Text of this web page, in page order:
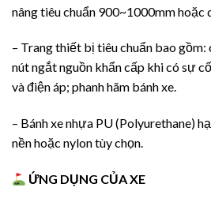
nâng tiêu chuẩn 900~1000mm hoặc
– Trang thiết bị tiêu chuẩn bao gồm:
nút ngắt nguồn khẩn cấp khi có sự
và điện áp; phanh hãm bánh xe.
– Bánh xe nhựa PU (Polyurethane)
nền hoặc nylon tùy chọn.
ỨNG DỤNG CỦA XE